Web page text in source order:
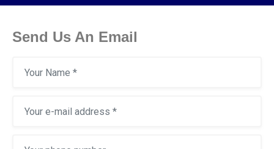
Send Us An Email